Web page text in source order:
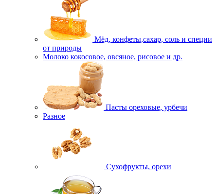
Мёд, конфеты,сахар, соль и специи
от природы
Молоко кокосовое, овсяное, рисовое и др.
Пасты ореховые, урбечи
Разное
Сухофрукты, орехи